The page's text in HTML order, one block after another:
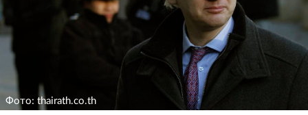
Фото: thairath.co.th